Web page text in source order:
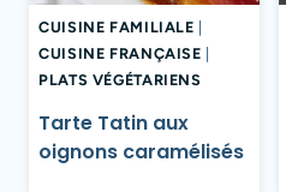
CUISINE FAMILIALE
CUISINE FRANÇAISE
PLATS VÉGÉTARIENS
Tarte Tatin aux
oignons caramélisés